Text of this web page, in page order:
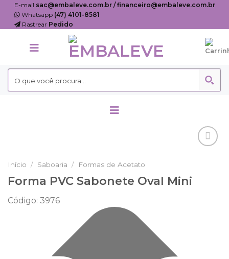
Skip
content
E-mail sac@embaleve.com.br / financeiro@embaleve.com.br
Whatsapp (47) 4101-8581
Rastrear Pedido
Favoritos
Início / Saboaria / Formas de Acetato
Forma PVC Sabonete Oval Mini
Código: 3976